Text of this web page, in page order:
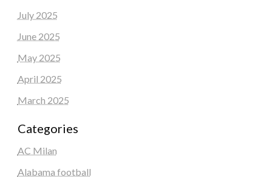
July 2025
June 2025
May 2025
April 2025
March 2025
Categories
AC Milan
Alabama football